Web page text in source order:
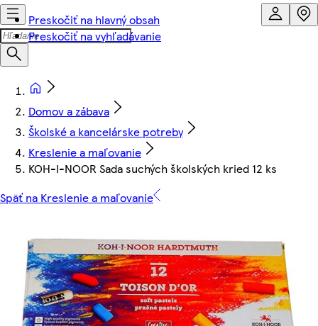
Preskočiť na hlavný obsah
Preskočiť na vyhľadávanie
Domov a zábava
Školské a kancelárske potreby
Kreslenie a maľovanie
KOH-I-NOOR Sada suchých školských kried 12 ks
Späť na Kreslenie a maľovanie